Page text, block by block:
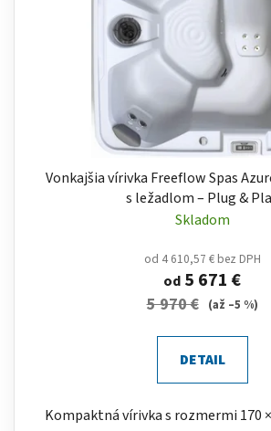
Vonkajšia vírivka Freeflow Spas
s ležadlom – Plug &
Skladom
od 4 610,57 € bez DPH
od 5 671 €
5 970 € (až –5 %)
DETAIL
Kompaktná vírivka s rozmermi 170